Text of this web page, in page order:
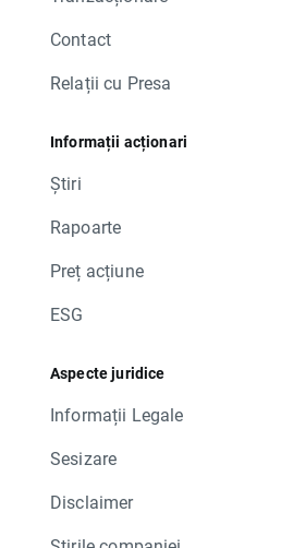
Contact
Relații cu Presa
Informații acționari
Știri
Rapoarte
Preț acțiune
ESG
Aspecte juridice
Informații Legale
Sesizare
Disclaimer